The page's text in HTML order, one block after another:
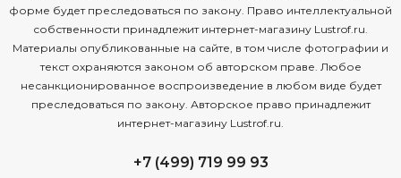
форме будет преследоваться по закону. Право интеллектуальной
собственности принадлежит интернет-магазину Lustrof.ru.
Материалы опубликованные на сайте, в том числе фотографии и
текст охраняются законом об авторском праве. Любое
несанкционированное воспроизведение в любом виде будет
преследоваться по закону. Авторское право принадлежит
интернет-магазину Lustrof.ru.
+7 (499) 719 99 93